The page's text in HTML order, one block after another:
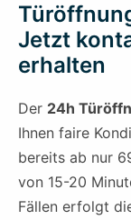
Jetzt
erhalten
Der 24h
Ihnen faire
bereits ab nur
von 15-20
Fällen erfolgt